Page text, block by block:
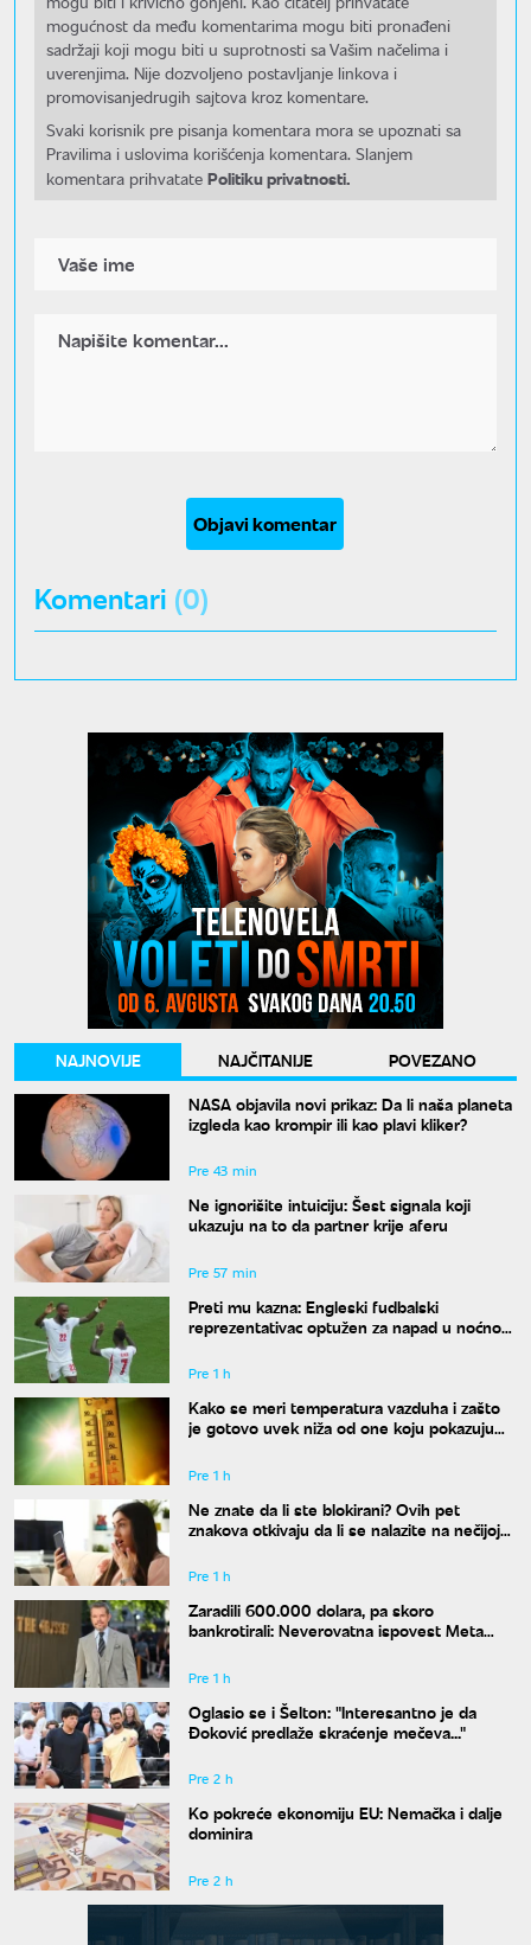
mogućnost da među komentarima mogu biti pronađeni
sadržaji koji mogu biti u suprotnosti sa Vašim načelima i
uverenjima. Nije dozvoljeno postavljanje linkova i
promovisanjedrugih sajtova kroz komentare.
Svaki korisnik pre pisanja komentara mora se upoznati sa
Pravilima i uslovima korišćenja komentara. Slanjem
komentara prihvatate Politiku privatnosti.
Objavi komentar
Komentari (0)
NAJNOVIJE NAJČITANIJE
POVEZANO
NASA objavila novi prikaz: Da li naša planeta
izgleda kao krompir ili kao plavi kliker?
Pre 43 min
Ne ignorišite intuiciju: Šest signala koji
ukazuju na to da partner krije aferu
Pre 57 min
Preti mu kazna: Engleski fudbalski
reprezentativac optužen za napad u noćnom
Pre 1 h
Kako se meri temperatura vazduha i zašto
je gotovo uvek niža od one koju pokazuju
Pre 1 h
Ne znate da li ste blokirani? Ovih pet
znakova otkivaju da li se nalazite na nečijoj
Pre 1 h
Zaradili 600.000 dolara, pa skoro
bankrotirali: Neverovatna ispovest Meta
Pre 1 h
Oglasio se i Šelton: "Interesantno je da
Đoković predlaže skraćenje mečeva..."
Pre 2 h
Ko pokreće ekonomiju EU: Nemačka i dalje
dominira
Pre 2 h